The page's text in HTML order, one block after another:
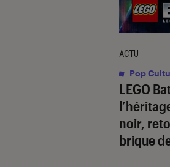
LEGO
noir,
brique
ACTU
Pop